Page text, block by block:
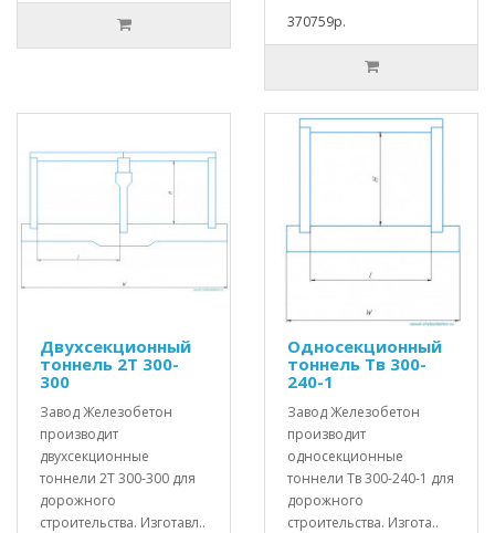
370759р.
Двухсекционный
тоннель 2Т 300-
300
Завод Железобетон
производит
двухсекционные
тоннели 2Т 300-300 для
дорожного
строительства. Изготавл..
Односекционный
тоннель Тв 300-
240-1
Завод Железобетон
производит
односекционные
тоннели Тв 300-240-1 для
дорожного
строительства. Изгота..